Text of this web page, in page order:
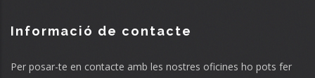
Informació de contacte
Per posar-te en contacte amb les nostres oficines ho pots fer